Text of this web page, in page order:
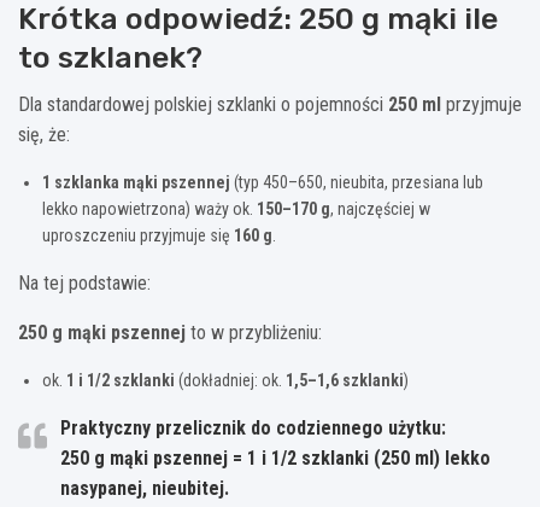
Krótka odpowiedź: 250 g mąki ile
to szklanek?
Dla standardowej polskiej szklanki o pojemności 250 ml przyjmuje
się, że:
1 szklanka mąki pszennej (typ 450–650, nieubita, przesiana lub
lekko napowietrzona) waży ok. 150–170 g, najczęściej w
uproszczeniu przyjmuje się 160 g.
Na tej podstawie:
250 g mąki pszennej to w przybliżeniu:
ok. 1 i 1/2 szklanki (dokładniej: ok. 1,5–1,6 szklanki)
Praktyczny przelicznik do codziennego użytku:
250 g mąki pszennej = 1 i 1/2 szklanki (250 ml) lekko
nasypanej, nieubitej.